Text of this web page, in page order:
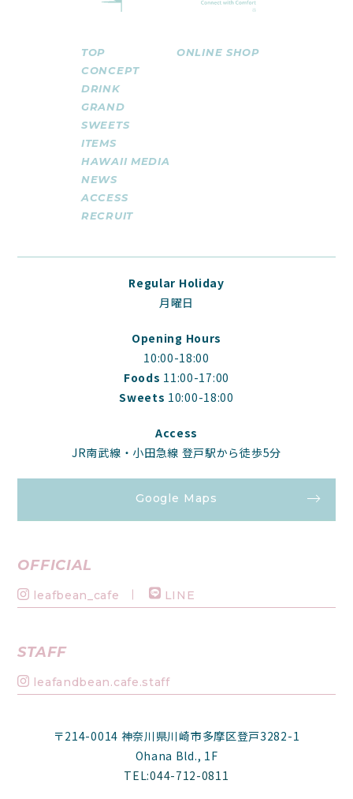
TOP
CONCEPT
DRINK
GRAND
SWEETS
ITEMS
HAWAII MEDIA
NEWS
ACCESS
RECRUIT
ONLINE SHOP
Regular Holiday
月曜日
Opening Hours
10:00-18:00
Foods 11:00-17:00
Sweets 10:00-18:00
Access
JR南武線・小田急線 登戸駅から徒歩5分
Google Maps
OFFICIAL
leafbean_cafe LINE
STAFF
leafandbean.cafe.staff
〒214-0014 神奈川県川崎市多摩区登戸3282-1
Ohana Bld., 1F
TEL:044-712-0811